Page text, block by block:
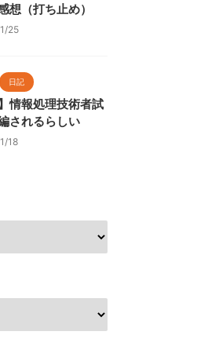
想（打ち止め）
25
日記
】情報処理技術者試
されるらしい
18